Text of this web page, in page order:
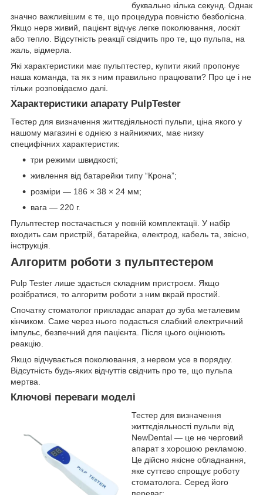
буквально кілька секунд. Однак
значно важливішим є те, що процедура повністю безболісна.
Якщо нерв живий, пацієнт відчує легке поколювання, лоскіт
або тепло. Відсутність реакції свідчить про те, що пульпа, на
жаль, відмерла.
Які характеристики має пульптестер, купити який пропонує
наша команда, та як з ним правильно працювати? Про це і не
тільки розповідаємо далі.
Характеристики апарату PulpTester
Тестер для визначення життєдіяльності пульпи, ціна якого у
нашому магазині є однією з найнижчих, має низку
специфічних характеристик:
три режими швидкості;
живлення від батарейки типу “Крона”;
розміри — 186 × 38 × 24 мм;
вага — 220 г.
Пульптестер постачається у повній комплектації. У набір
входить сам пристрій, батарейка, електрод, кабель та, звісно,
інструкція.
Алгоритм роботи з пульптестером
Pulp Tester лише здається складним пристроєм. Якщо
розібратися, то алгоритм роботи з ним вкрай простий.
Спочатку стоматолог прикладає апарат до зуба металевим
кінчиком. Саме через нього подається слабкий електричний
імпульс, безпечний для пацієнта. Після цього оцінюють
реакцію.
Якщо відчувається поколювання, з нервом усе в порядку.
Відсутність будь-яких відчуттів свідчить про те, що пульпа
мертва.
Ключові переваги моделі
Тестер для визначення
життєдіяльності пульпи від
NewDental — це не черговий
апарат з хорошою рекламою.
Це дійсно якісне обладнання,
яке суттєво спрощує роботу
стоматолога. Серед його
переваг: